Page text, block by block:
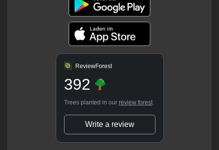
ReviewForest
392
Trees planted in our review forest.
Write a review